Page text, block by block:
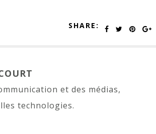
SHARE:
et des médias,
technologies.